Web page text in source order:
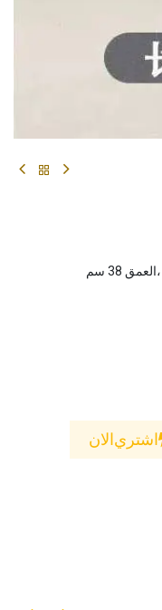
اشتري الان